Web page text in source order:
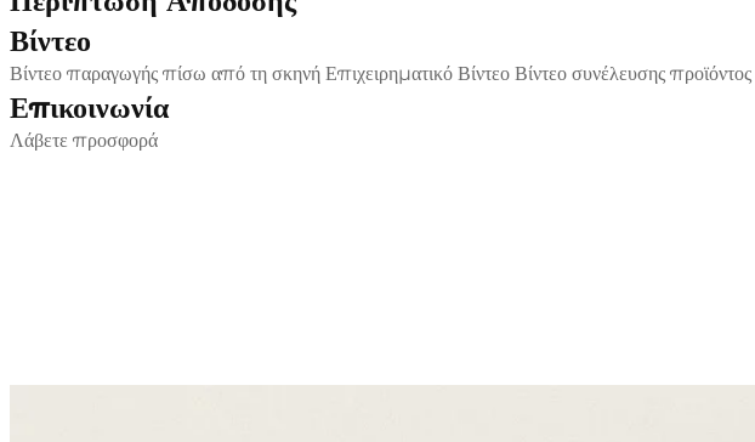
Βίντεο
Βίντεο παραγωγής πίσω από τη σκηνή Επιχειρηματικό Βίντεο Βίντεο συνέλευσης προϊόντος
Επικοινωνία
Λάβετε προσφορά